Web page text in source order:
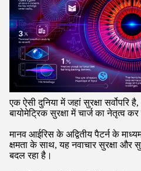
एक ऐसी दुनिया में जहां सुरक्षा
बायोमेट्रिक सुरक्षा में चार्ज का नेतृत्व कर
मानव आईरिस के अद्वितीय पैटर्न के
क्षमता के साथ, यह नवाचार सुरक्षा और
बदल रहा है।